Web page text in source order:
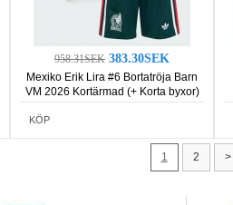
958.31SEK 383.30SEK
Mexiko Erik Lira #6 Bortatröja Barn
VM 2026 Kortärmad (+ Korta byxor)
KÖP
1 2 >